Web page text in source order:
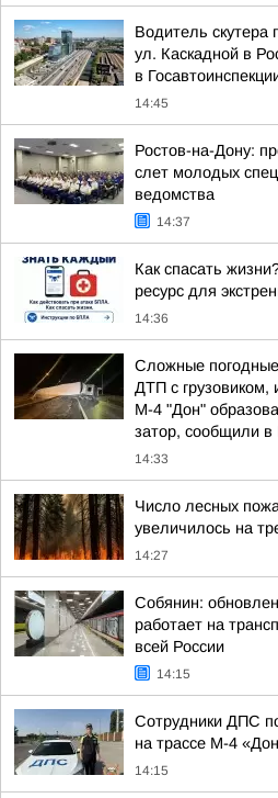
Водитель скутера
ул. Каскадной в
в
14:45
Ростов-на-Дону:
слет молодых
ведомства
14:37
Как спасать
ресурс для
14:36
Сложные
ДТП с грузовиком,
М-4 "Дон"
затор, сообщили
14:33
Число лесных
увеличилось на
14:27
Собянин:
работает на
всей России
14:15
Сотрудники ДПС
на трассе М-4
14:15